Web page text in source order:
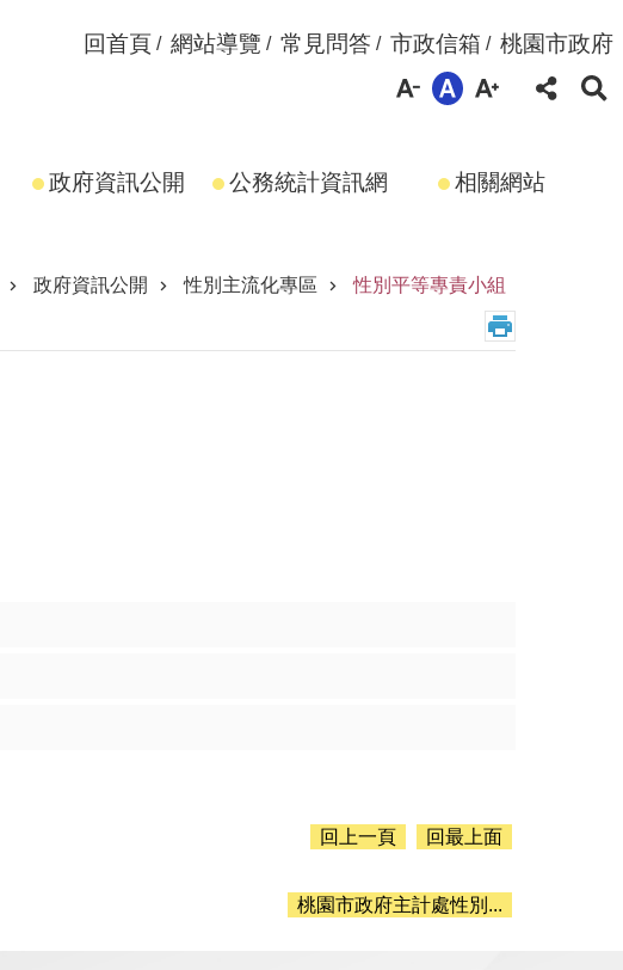
回首頁 網站導覽 常見問答 市政信箱 桃園市政府
政府資訊公開 公務統計資訊網 相關網站
政府資訊公開 性別主流化專區 性別平等專責小組
回上一頁 回最上面
桃園市政府主計處性別...